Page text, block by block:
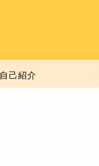
自己紹介